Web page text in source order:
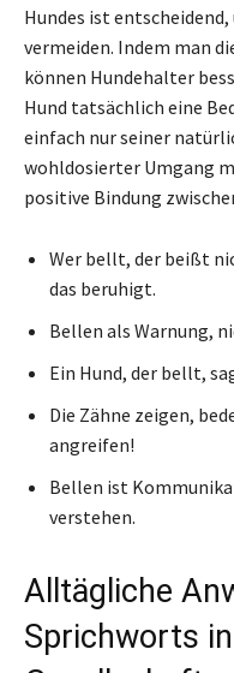
Hundes ist
vermeiden. Indem man
können Hundehalter
Hund tatsächlich eine
einfach nur seiner
wohldosierter Umgang
positive Bindung
Wer bellt, der beißt
das beruhigt.
Bellen als Warnung,
Ein Hund, der bellt,
Die Zähne zeigen,
angreifen!
Bellen ist
verstehen.
Alltägliche
Sprichworts